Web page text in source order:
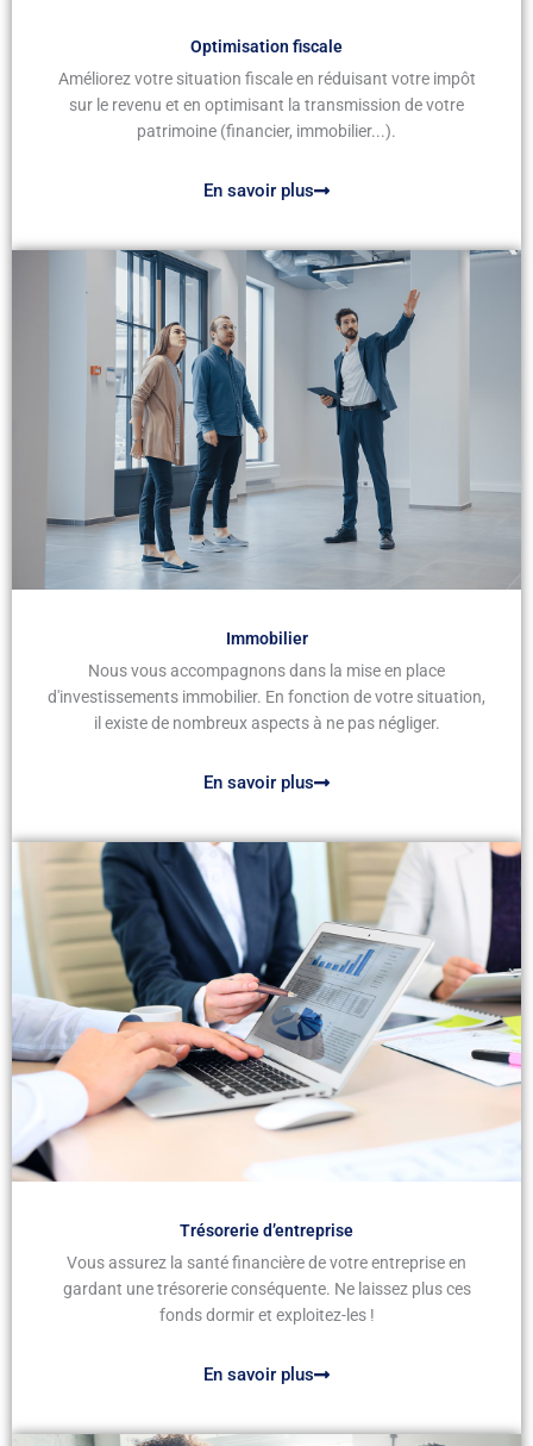
Optimisation fiscale
Améliorez votre situation fiscale en réduisant votre impôt
sur le revenu et en optimisant la transmission de votre
patrimoine (financier, immobilier...).
En savoir plus
Immobilier
Nous vous accompagnons dans la mise en place
d'investissements immobilier. En fonction de votre situation,
il existe de nombreux aspects à ne pas négliger.
En savoir plus
Trésorerie d’entreprise
Vous assurez la santé financière de votre entreprise en
gardant une trésorerie conséquente. Ne laissez plus ces
fonds dormir et exploitez-les !
En savoir plus